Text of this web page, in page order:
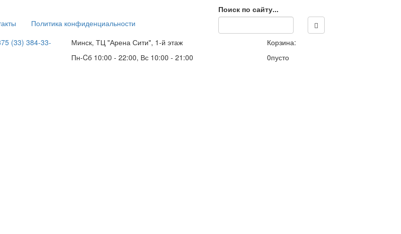
Политика конфиденциальности
Поиск по сайту...
(33) 384-33-
Минск, ТЦ "Арена Сити", 1-й этаж
Пн-Cб 10:00 - 22:00, Вс 10:00 - 21:00
Корзина:
0пусто